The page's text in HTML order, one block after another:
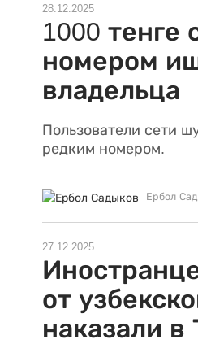
28.12.2025
1000
номером
владельца
Пользователи сети
редким номером.
Ербол
27.12.2025
от
наказали в